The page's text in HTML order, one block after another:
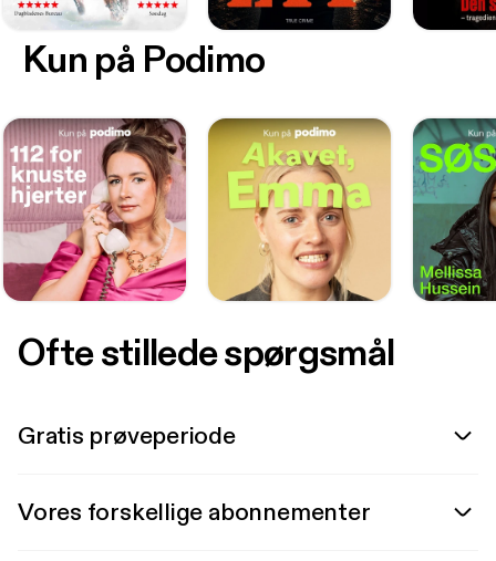
Kun på Podimo
Ofte stillede spørgsmål
Gratis prøveperiode
Vores forskellige abonnementer